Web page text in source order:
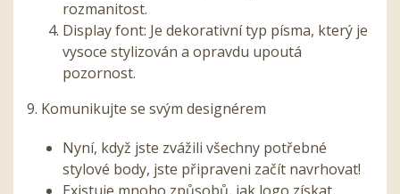
rozmanitost.
Display font: Je dekorativní typ písma, který je
vysoce stylizován a opravdu upoutá
pozornost.
9. Komunikujte se svým designérem
Nyní, když jste zvážili všechny potřebné
stylové body, jste připraveni začít navrhovat!